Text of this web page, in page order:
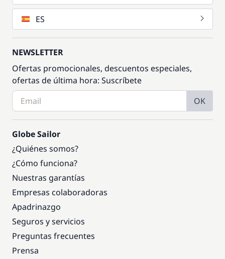
ES
NEWSLETTER
Ofertas promocionales, descuentos especiales,
ofertas de última hora: Suscríbete
OK
Globe Sailor
¿Quiénes somos?
¿Cómo funciona?
Nuestras garantías
Empresas colaboradoras
Apadrinazgo
Seguros y servicios
Preguntas frecuentes
Prensa